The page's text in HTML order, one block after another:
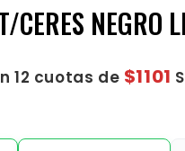
CERES NEGRO
12 cuotas de $1101